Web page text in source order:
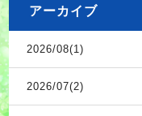
アーカイブ
2026/08(1)
2026/07(2)